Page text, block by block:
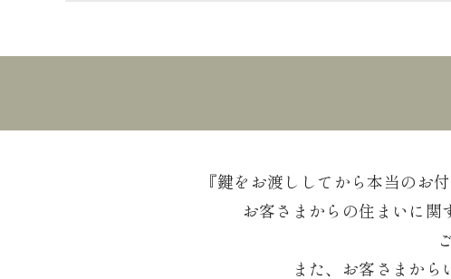
『鍵をお渡ししてから本当のお
お客さまからの住まいに関
また、お客さまから